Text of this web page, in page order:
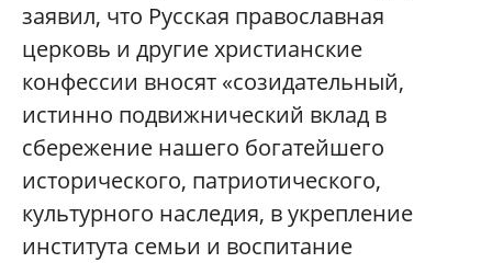
заявил, что Русская православная
церковь и другие христианские
конфессии вносят «созидательный,
истинно подвижнический вклад в
сбережение нашего богатейшего
исторического, патриотического,
культурного наследия, в укрепление
института семьи и воспитание